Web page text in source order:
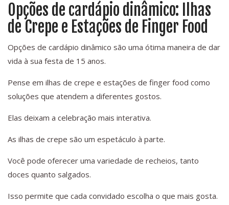
Opções de cardápio dinâmico: Ilhas
de Crepe e Estações de Finger Food
Opções de cardápio dinâmico são uma ótima maneira de dar
vida à sua festa de 15 anos.
Pense em ilhas de crepe e estações de finger food como
soluções que atendem a diferentes gostos.
Elas deixam a celebração mais interativa.
As ilhas de crepe são um espetáculo à parte.
Você pode oferecer uma variedade de recheios, tanto
doces quanto salgados.
Isso permite que cada convidado escolha o que mais gosta.